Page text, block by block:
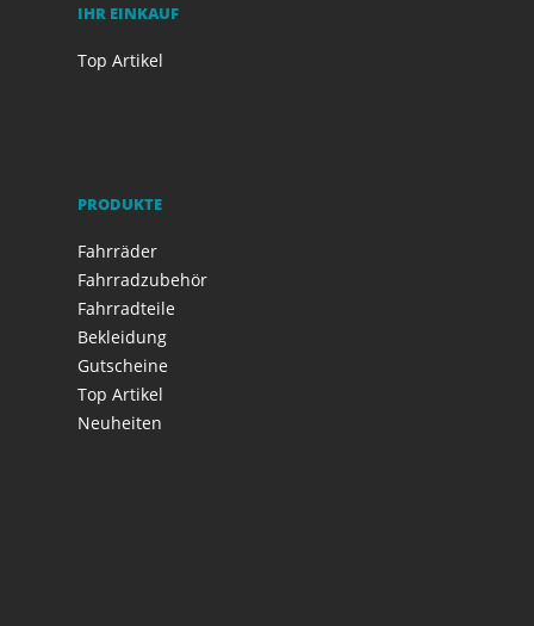
IHR EINKAUF
Top Artikel
PRODUKTE
Fahrräder
Fahrradzubehör
Fahrradteile
Bekleidung
Gutscheine
Top Artikel
Neuheiten